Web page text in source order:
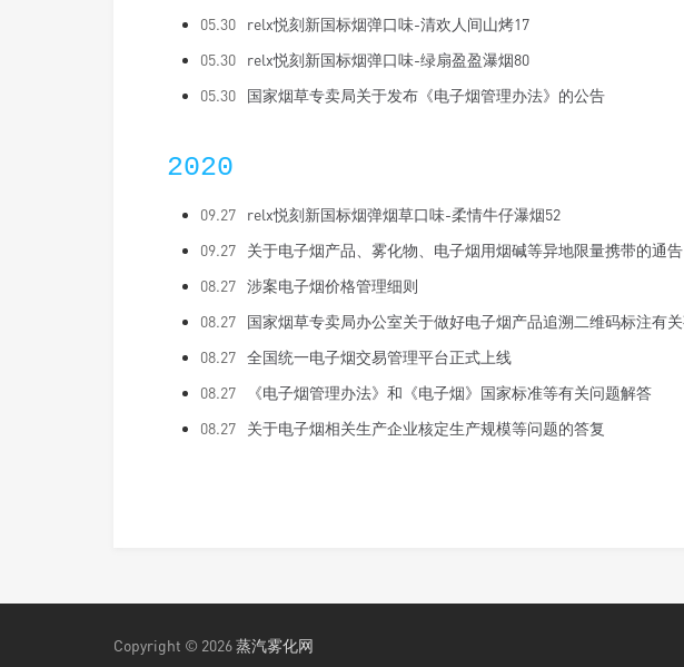
05.30
relx悦刻新国标烟弹口味-清欢人间山烤17
05.30
relx悦刻新国标烟弹口味-绿扇盈盈瀑烟80
05.30
国家烟草专卖局关于发布《电子烟管理办法》的公告
2020
09.27
relx悦刻新国标烟弹烟草口味-柔情牛仔瀑烟52
09.27
关于电子烟产品、雾化物、电子烟用烟碱等异地限量携带的通告
08.27 涉案电子烟价格管理细则
08.27
国家烟草专卖局办公室关于做好电子烟产品追溯二维码标注有
08.27 全国统一电子烟交易管理平台正式上线
08.27
《电子烟管理办法》和《电子烟》国家标准等有关问题解答
08.27
关于电子烟相关生产企业核定生产规模等问题的答复
Copyright © 2026蒸汽雾化网